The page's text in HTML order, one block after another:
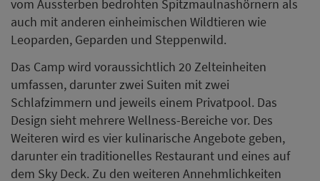
vom Aussterben bedrohten Spitzmaulnashörnern als
auch mit anderen einheimischen Wildtieren wie
Leoparden, Geparden und Steppenwild.
Das Camp wird voraussichtlich 20 Zelteinheiten
umfassen, darunter zwei Suiten mit zwei
Schlafzimmern und jeweils einem Privatpool. Das
Design sieht mehrere Wellness-Bereiche vor. Des
Weiteren wird es vier kulinarische Angebote geben,
darunter ein traditionelles Restaurant und eines auf
dem Sky Deck. Zu den weiteren Annehmlichkeiten